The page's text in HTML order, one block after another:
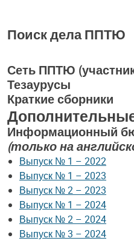
Поиск дела ППТЮ
Сеть ППТЮ
Тезаурусы
Краткие сборники
Информационный
(только на
Выпуск № 1 – 2022
Выпуск № 1 – 2023
Выпуск № 2 – 2023
Выпуск № 1 – 2024
Выпуск № 2 – 2024
Выпуск № 3 – 2024